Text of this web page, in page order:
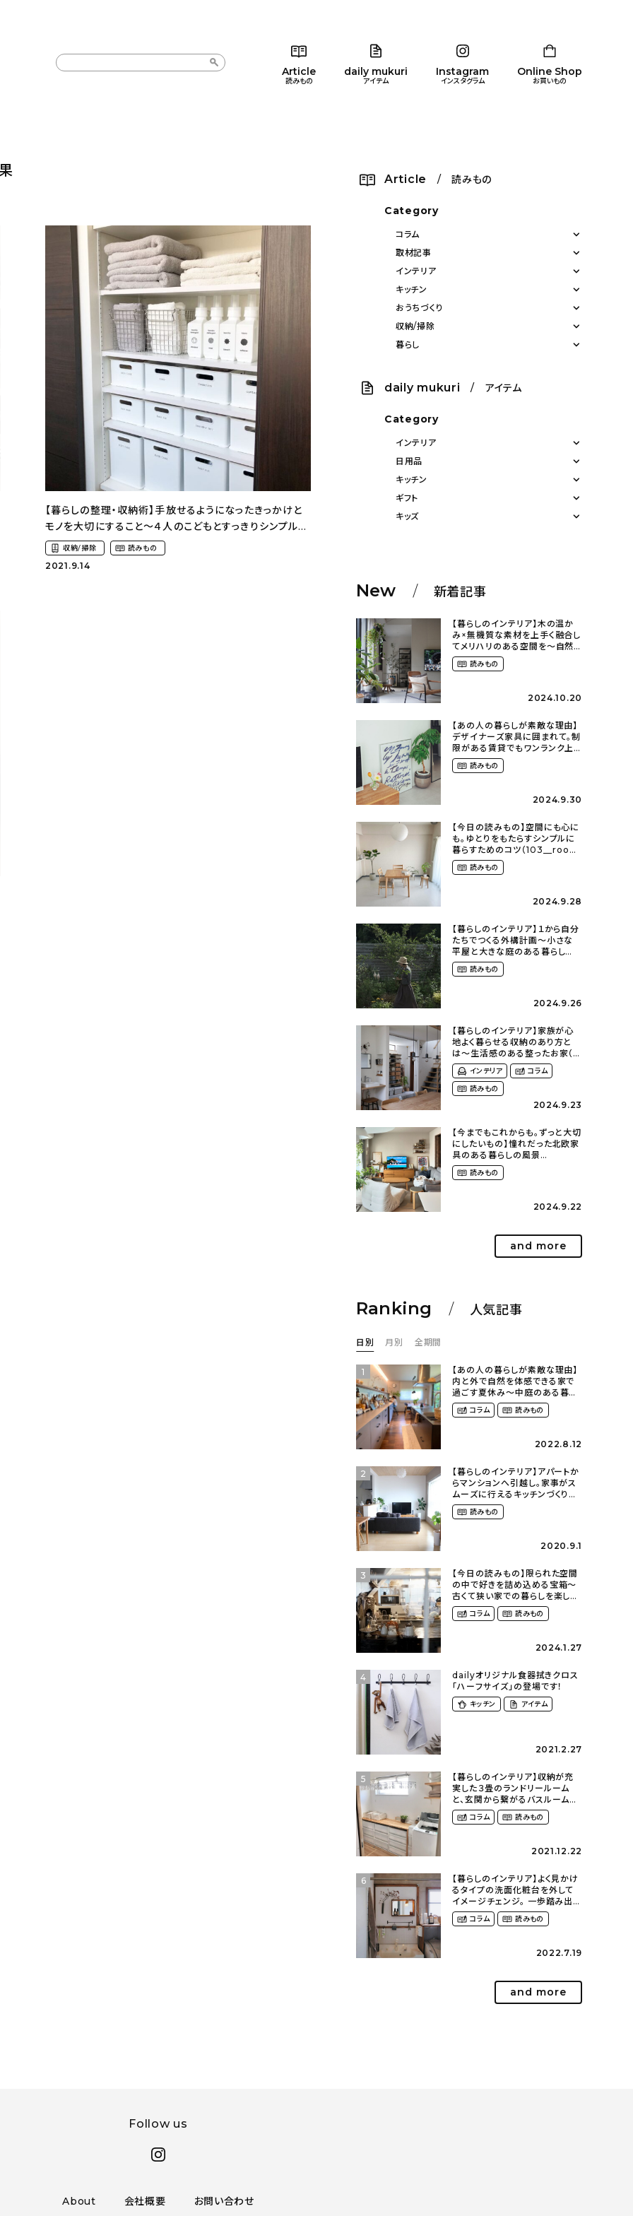
Article
読みもの
daily mukuri
アイテム
Instagram
インスタグラム
Online Shop
お買いもの
【暮らしの整理・収納術】手放せるようになったきっかけと
モノを大切にすること〜４人のこどもとすっきりシンプルな
暮らし（kaohome_9さん）
収納/掃除 読みもの
2021.9.14
Article / 読みもの
Category
コラム
取材記事
インテリア
キッチン
おうちづくり
収納/掃除
暮らし
daily mukuri / アイテム
Category
インテリア
日用品
キッチン
ギフト
キッズ
New 新着記事
【暮らしのインテリア】木の温か
み×無機質な素材を上手く融合し
てメリハリのある空間を〜自然
に囲まれて暮らす（ki_no_ieさ
ん） 読みもの
2024.10.20
【あの人の暮らしが素敵な理由】
デザイナーズ家具に囲まれて。制
限がある賃貸でもワンランク上
のお部屋に〜狭くても好きな暮
らしのこと（_____chika708さ
読みもの
2024.9.30
【今日の読みもの】空間にも心に
も。ゆとりをもたらすシンプルに
暮らすためのコツ（103__room
さん）
読みもの
2024.9.28
【暮らしのインテリア】１から自分
たちでつくる外構計画〜小さな
平屋と大きな庭のある暮らし
（tsumikiniwaさん）
読みもの
2024.9.26
【暮らしのインテリア】家族が心
地よく暮らせる収納のあり方と
は〜生活感のある整ったお家（
kaya___ieさん）
インテリア
コラム
読みもの
2024.9.23
【今までもこれからも。ずっと大切
にしたいもの】憧れだった北欧家
具のある暮らしの風景
（m._.k_homeさん）
読みもの
2024.9.22
and more
Ranking 人気記事
日別 月別 全期間
1
【あの人の暮らしが素敵な理由】
内と外で自然を体感できる家で
過ごす夏休み〜中庭のある暮ら
し（yume_2700さん）
コラム 読みもの
2022.8.12
2
【暮らしのインテリア】アパートか
らマンションへ引越し。家事がス
ムーズに行えるキッチンづくり〜
２LDKの賃貸暮らし
（mari_ppe_さん）
読みもの
2020.9.1
3
【今日の読みもの】限られた空間
の中で好きを詰め込める宝箱〜
古くて狭い家での暮らしを楽しむ
（2nyan_and_lifestylesさん）
コラム 読みもの
2024.1.27
4
dailyオリジナル食器拭きクロス
「ハーフサイズ」の登場です！
キッチン アイテム
2021.2.27
5
【暮らしのインテリア】収納が充
実した３畳のランドリールーム
と、玄関から繋がるバスルーム〜
家族それぞれがくつろげて、少し
遊び心のある家（megu6465さ
コラム 読みもの
2021.12.22
6
【暮らしのインテリア】よく見かけ
るタイプの洗面化粧台を外して
イメージチェンジ。 一歩踏み出し
て理想の空間へ〜築１２年の建
売住宅をDIYする暮らし
コラム 読みもの
2022.7.19
and more
Follow us
About 会社概要 お問い合わせ